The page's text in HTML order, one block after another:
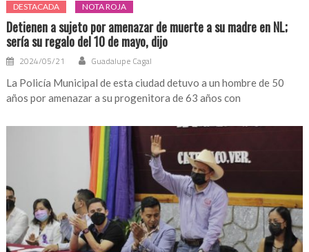
DESTACADA NOTA ROJA
Detienen a sujeto por amenazar de muerte a su madre en NL;
sería su regalo del 10 de mayo, dijo
2024/05/21 Guadalupe Cagal
La Policía Municipal de esta ciudad detuvo a un hombre de 50
años por amenazar a su progenitora de 63 años con